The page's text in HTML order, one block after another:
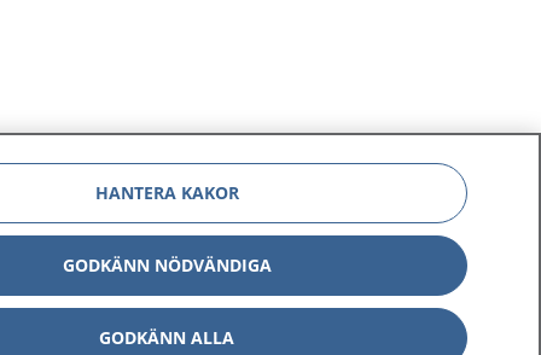
HANTERA KAKOR
GODKÄNN NÖDVÄNDIGA
GODKÄNN ALLA